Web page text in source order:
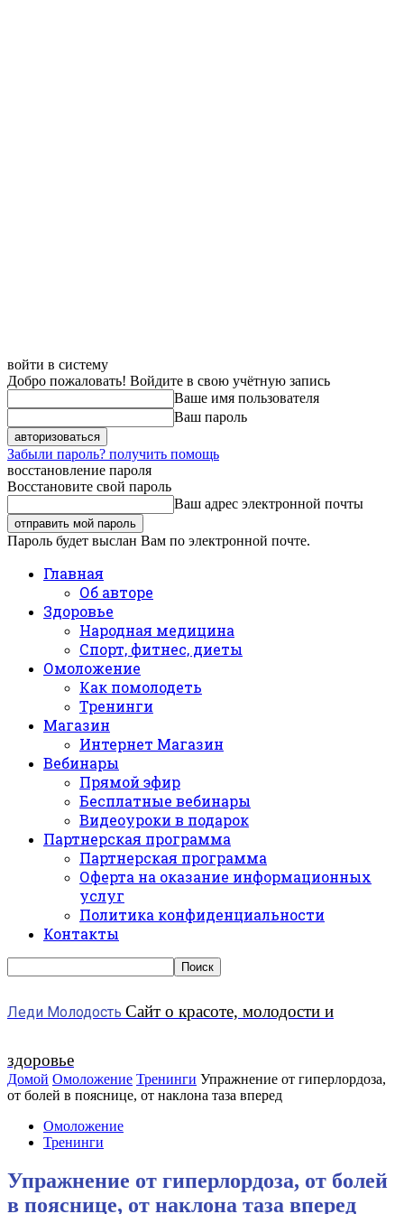
войти в систему
Добро пожаловать! Войдите в свою учётную запись
Ваше имя пользователя
Ваш пароль
Забыли пароль? получить помощь
восстановление пароля
Восстановите свой пароль
Ваш адрес электронной почты
Пароль будет выслан Вам по электронной почте.
Главная
Об авторе
Здоровье
Народная медицина
Спорт, фитнес, диеты
Омоложение
Как помолодеть
Тренинги
Магазин
Интернет Магазин
Вебинары
Прямой эфир
Бесплатные вебинары
Видеоуроки в подарок
Партнерская программа
Партнерская программа
Оферта на оказание информационных
услуг
Политика конфиденциальности
Контакты
Леди Молодость Сайт о красоте, молодости и
здоровье
Домой Омоложение Тренинги Упражнение от гиперлордоза,
от болей в пояснице, от наклона таза вперед
Омоложение
Тренинги
Упражнение от гиперлордоза, от болей
в пояснице, от наклона таза вперед